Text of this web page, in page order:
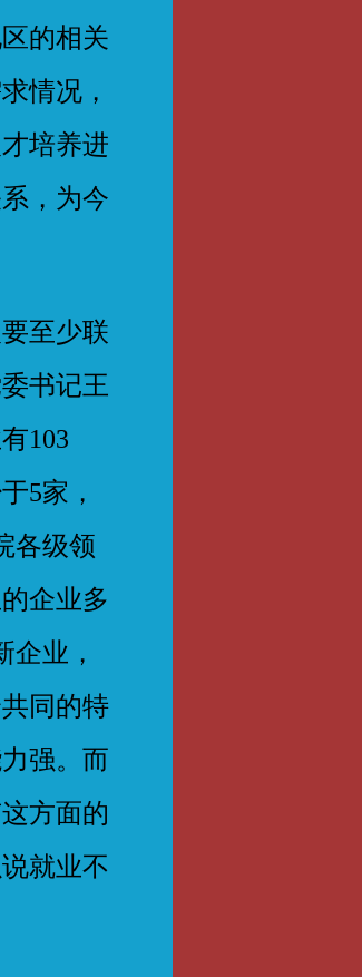
的相关
情况，
培养进
，为今
至少联
书记王
103
5家，
各级领
企业多
业，
同的特
强。而
方面的
就业不